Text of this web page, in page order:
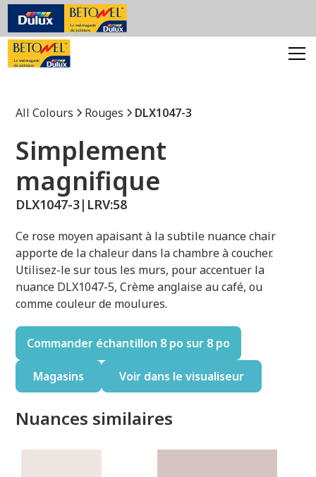
All Colours Rouges DLX1047-3
Simplement
magnifique
DLX1047-3| LRV:58
Ce rose moyen apaisant à la subtile nuance chair
apporte de la chaleur dans la chambre à coucher.
Utilisez-le sur tous les murs, pour accentuer la
nuance DLX1047-5, Crème anglaise au café, ou
comme couleur de moulures.
Commander échantillon 8 po sur 8 po
Magasins Voir dans le visualiseur
Nuances similaires